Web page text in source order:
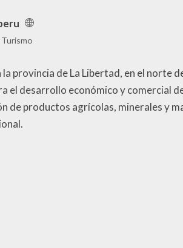
provincia de La Libertad, en el norte
el desarrollo económico y comercial
de productos agrícolas, minerales y